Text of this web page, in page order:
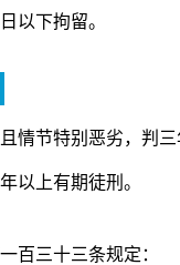
以下拘留。
情节特别恶劣，判
以上有期徒刑。
百三十三条规定：